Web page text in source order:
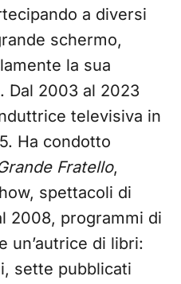
a diversi
schermo,
la sua
Dal 2003 al 2023
televisiva in
Ha condotto
Fratello,
spettacoli di
2008, programmi di
un’autrice di libri:
sette pubblicati